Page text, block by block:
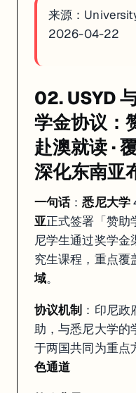
来源：
2026-04-22
02. USYD
学金协议：
赴澳就读 ·
深化东南亚
一句话：悉尼大学
亚正式签署「赞助
尼学生通过奖学金
究生课程，重点覆
域。
协议机制 ：印尼
助，与悉尼大学
于两国共同为重点
色通道